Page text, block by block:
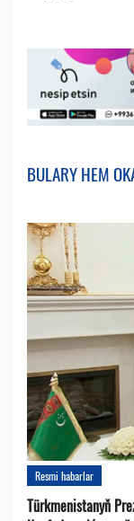
BULARY HEM
Resmi habarlar
Türkmenistanyň